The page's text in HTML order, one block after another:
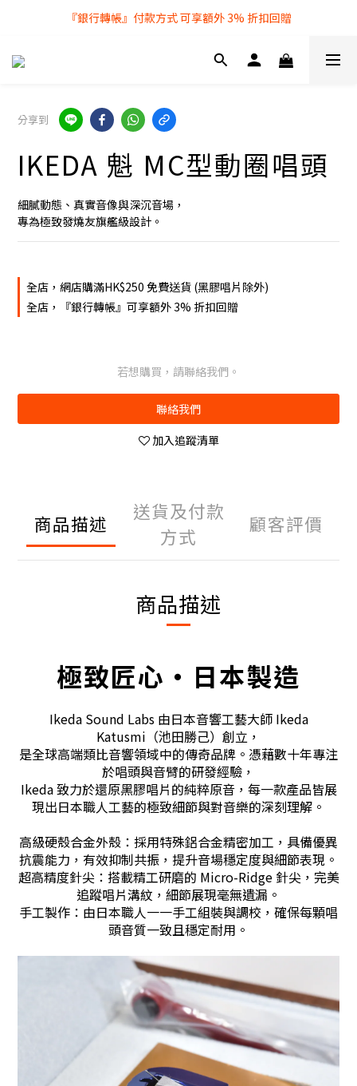
全店購物滿 $250 即享免費送貨服務
『銀行轉帳』付款方式 可享額外 3% 折扣回贈
全店購物滿 $250 即享免費送貨服務
分享到
IKEDA 魁 MC型動圈唱頭
細膩動態、真實音像與深沉音場，
專為極致發燒友旗艦級設計。
全店，網店購滿HK$250 免費送貨 (黑膠唱片除外)
全店，『銀行轉帳』可享額外 3% 折扣回贈
若想購買，請聯絡我們。
聯絡我們
加入追蹤清單
商品描述
送貨及付款
方式
顧客評價
商品描述
極致匠心・日本製造
Ikeda Sound Labs 由日本音響工藝大師 Ikeda
Katusmi（池田勝己）創立，
是全球高端類比音響領域中的傳奇品牌。憑藉數十年專注
於唱頭與音臂的研發經驗，
Ikeda 致力於還原黑膠唱片的純粹原音，每一款產品皆展
現出日本職人工藝的極致細節與對音樂的深刻理解。
高級硬殼合金外殼：採用特殊鋁合金精密加工，具備優異
抗震能力，有效抑制共振，提升音場穩定度與細節表現。
超高精度針尖：搭載精工研磨的 Micro-Ridge 針尖，完美
追蹤唱片溝紋，細節展現毫無遺漏。
手工製作：由日本職人一一手工組裝與調校，確保每顆唱
頭音質一致且穩定耐用。